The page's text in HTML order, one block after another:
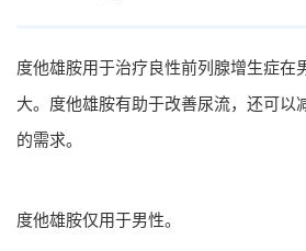
度他雄胺用于治疗良性前列腺增生症在
大。度他雄胺有助于改善尿流，还可以
的需求。
度他雄胺仅用于男性。